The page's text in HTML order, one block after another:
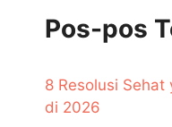
Pos-pos
8 Resolusi Sehat
di 2026